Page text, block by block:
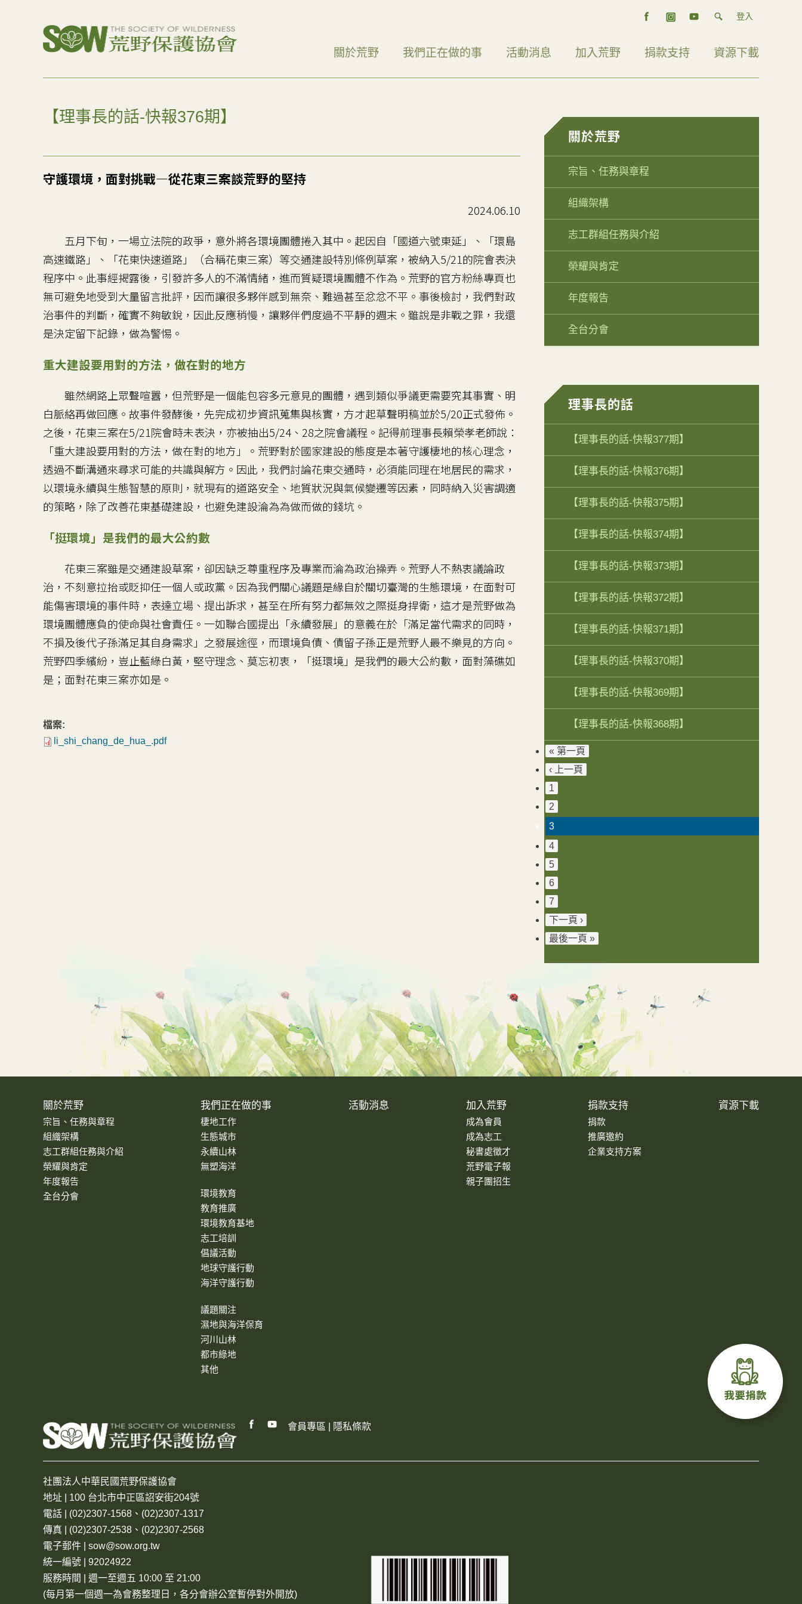
登入
關於荒野 我們正在做的事 活動消息 加入荒野 捐款支持 資源下載
【理事長的話-快報376期】
守護環境，面對挑戰—從花東三案談荒野的堅持
2024.06.10
五月下旬，一場立法院的政爭，意外將各環境團體捲入其中。起因自「國道六號東延」、「環島
高速鐵路」、「花東快速道路」（合稱花東三案）等交通建設特別條例草案，被納入5/21的院會表決
程序中。此事經揭露後，引發許多人的不滿情緒，進而質疑環境團體不作為。荒野的官方粉絲專頁也
無可避免地受到大量留言批評，因而讓很多夥伴感到無奈、難過甚至忿忿不平。事後檢討，我們對政
治事件的判斷，確實不夠敏銳，因此反應稍慢，讓夥伴們度過不平靜的週末。雖說是非戰之罪，我還
是決定留下記錄，做為警惕。
重大建設要用對的方法，做在對的地方
雖然網路上眾聲喧囂，但荒野是一個能包容多元意見的團體，遇到類似爭議更需要究其事實、明
白脈絡再做回應。故事件發酵後，先完成初步資訊蒐集與核實，方才起草聲明稿並於5/20正式發佈。
之後，花東三案在5/21院會時未表決，亦被抽出5/24、28之院會議程。記得前理事長賴榮孝老師說：
「重大建設要用對的方法，做在對的地方」。荒野對於國家建設的態度是本著守護棲地的核心理念，
透過不斷溝通來尋求可能的共識與解方。因此，我們討論花東交通時，必須能同理在地居民的需求，
以環境永續與生態智慧的原則，就現有的道路安全、地質狀況與氣候變遷等因素，同時納入災害調適
的策略，除了改善花東基礎建設，也避免建設淪為為做而做的錢坑。
「挺環境」是我們的最大公約數
花東三案雖是交通建設草案，卻因缺乏尊重程序及專業而淪為政治操弄。荒野人不熱衷議論政
治，不刻意拉抬或貶抑任一個人或政黨。因為我們關心議題是緣自於關切臺灣的生態環境，在面對可
能傷害環境的事件時，表達立場、提出訴求，甚至在所有努力都無效之際挺身捍衛，這才是荒野做為
環境團體應負的使命與社會責任。一如聯合國提出「永續發展」的意義在於「滿足當代需求的同時，
不損及後代子孫滿足其自身需求」之發展途徑，而環境負債、債留子孫正是荒野人最不樂見的方向。
荒野四季繽紛，豈止藍綠白黃，堅守理念、莫忘初衷，「挺環境」是我們的最大公約數，面對藻礁如
是；面對花東三案亦如是。
檔案:
li_shi_chang_de_hua_.pdf
關於荒野
宗旨、任務與章程
組織架構
志工群組任務與介紹
榮耀與肯定
年度報告
全台分會
理事長的話
【理事長的話-快報377期】
【理事長的話-快報376期】
【理事長的話-快報375期】
【理事長的話-快報374期】
【理事長的話-快報373期】
【理事長的話-快報372期】
【理事長的話-快報371期】
【理事長的話-快報370期】
【理事長的話-快報369期】
【理事長的話-快報368期】
« 第一頁
‹ 上一頁
1
2
3
4
5
6
7
下一頁 ›
最後一頁 »
關於荒野
宗旨、任務與章程
組織架構
志工群組任務與介紹
榮耀與肯定
年度報告
全台分會
我們正在做的事
棲地工作
生態城市
永續山林
無塑海洋
環境教育
教育推廣
環境教育基地
志工培訓
倡議活動
地球守護行動
海洋守護行動
議題關注
濕地與海洋保育
河川山林
都市綠地
其他
活動消息 加入荒野
成為會員
成為志工
秘書處徵才
荒野電子報
親子團招生
捐款支持
捐款
推廣邀約
企業支持方案
資源下載
會員專區 隱私條款
社團法人中華民國荒野保護協會
地址 | 100 台北市中正區詔安街204號
電話 | (02)2307-1568、(02)2307-1317
傳真 | (02)2307-2538、(02)2307-2568
電子郵件 | sow@sow.org.tw
統一編號 | 92024922
服務時間 | 週一至週五 10:00 至 21:00
(每月第一個週一為會務整理日，各分會辦公室暫停對外開放)